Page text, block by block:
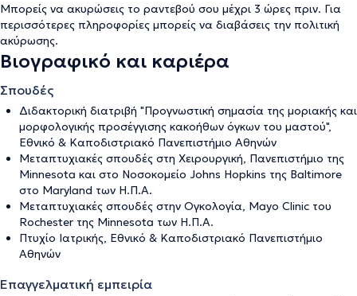
Μπορείς να ακυρώσεις το ραντεβού σου μέχρι 3 ώρες πριν. Για
περισσότερες πληροφορίες μπορείς να διαβάσεις την πολιτική
ακύρωσης.
Βιογραφικό και καριέρα
Σπουδές
Διδακτορική διατριβή "Προγνωστική σημασία της μοριακής και
μορφολογικής προσέγγισης κακοήθων όγκων του μαστού",
Εθνικό & Καποδιστριακό Πανεπιστήμιο Αθηνών
Μεταπτυχιακές σπουδές στη Χειρουργική, Πανεπιστήμιο της
Μinnesota και στο Νοσοκομείο Johns Hopkins της Baltimore
στο Maryland των Η.Π.Α.
Μεταπτυχιακές σπουδές στην Ογκολογία, Mayo Clinic του
Rochester της Minnesota των Η.Π.Α.
Πτυχίο Ιατρικής, Εθνικό & Καποδιστριακό Πανεπιστήμιο
Αθηνών
Επαγγελματική εμπειρία